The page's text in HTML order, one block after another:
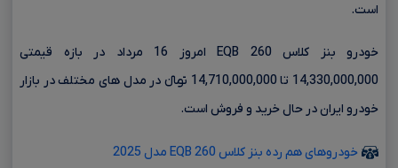
است.
خودرو بنز کلاس EQB 260 امروز 16 مرداد در بازه قیمتی
14,330,000,000 تا 14,710,000,000 تومانءءء در مدل های مختلف در بازار
خودرو ایران در حال خرید و فروش است.
خودروهای هم رده بنز کلاس EQB 260 مدل 2025